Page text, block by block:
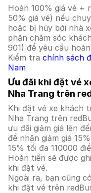
Hoàn 100% giá vé +
50% giá vé) nếu
hoặc bị hủy bởi nhà
phận chăm sóc
901) để yêu cầu
Kiểm tra chính sách
Nam
Ưu đãi khi đặt vé
Nha Trang trên
Khi đặt vé xe khách
Nha Trang trên
ưu đãi giảm giá lên
để nhận giảm giá
15% tối đa 110000
Hoàn tiền sẽ được
khi đặt vé.
Ngoài ra, bạn cũng
khi đặt vé trên